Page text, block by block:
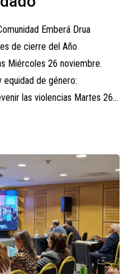
Emberá Drua
de cierre del Año
Miércoles 26 noviembre.
de género:
las violencias Martes 26…